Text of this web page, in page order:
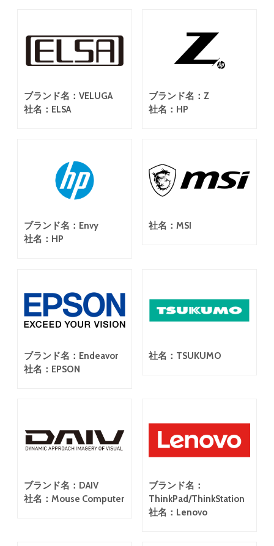
ブランド名：VELUGA
社名：ELSA
ブランド名：Z
社名：HP
ブランド名：Envy
社名：HP
社名：MSI
ブランド名：Endeavor
社名：EPSON
社名：TSUKUMO
ブランド名：DAIV
社名：Mouse Computer
ブランド名：
ThinkPad/ThinkStation
社名：Lenovo